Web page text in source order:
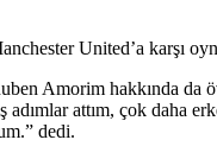
United’a karşı
Amorim hakkında
attım, çok
dedi.